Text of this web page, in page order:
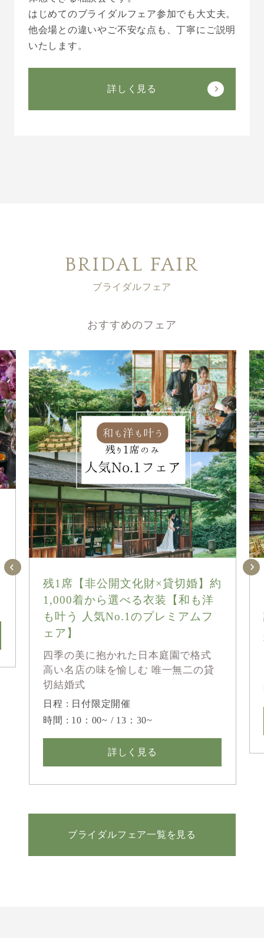
はじめてのブライダルフェア参加でも大丈夫。
他会場との違いやご不安な点も、丁寧にご説明
いたします。
詳しく見る
BRIDAL FAIR
ブライダルフェア
おすすめのフェア
残1席【非公開文化財×貸切婚】約
1,000着から選べる衣装【和も洋
も叶う 人気No.1のプレミアムフ
ェア】
四季の美に抱かれた日本庭園で格式
高い名店の味を愉しむ 唯一無二の貸
切結婚式
日程 : 日付限定開催
時間 : 10：00~ / 13：30~
詳しく見る
ブライダルフェア一覧を見る